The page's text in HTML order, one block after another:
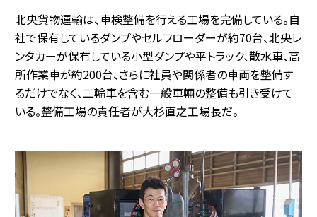
北央貨物運輸は、車検整備を行える工場を完備している。自
社で保有しているダンプやセルフローダーが約70台、北央レ
ンタカーが保有している小型ダンプや平トラック、散水車、高
所作業車が約200台、さらに社員や関係者の車両を整備す
るだけでなく、二輪車を含む一般車輛の整備も引き受けて
いる。整備工場の責任者が大杉直之工場長だ。